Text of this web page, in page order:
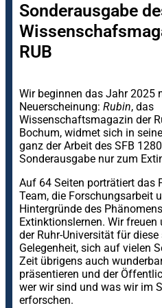
Sonderausgabe
RUB
Wir beginnen das Jahr 2025
Neuerscheinung: Rubin, das
Wissenschaftsmagazin der
Bochum, widmet sich in
ganz der Arbeit des SFB
Sonderausgabe nur zum
Auf 64 Seiten porträtiert das
Team, die Forschungsarbeit
Hintergründe des Phänomens
Extinktionslernen. Wir freuen
der Ruhr-Universität für diese
Gelegenheit, sich auf vielen
Zeit übrigens auch
präsentieren und der
wer wir sind und was wir im
erforschen.